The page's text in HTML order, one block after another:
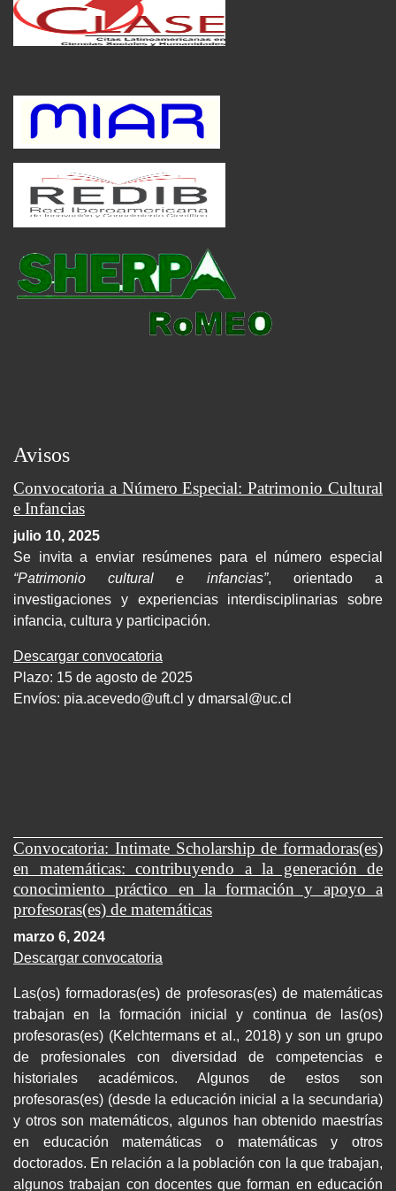
Avisos
Convocatoria a Número Especial: Patrimonio Cultural
e Infancias
julio 10, 2025
Se invita a enviar resúmenes para el número especial
“Patrimonio cultural e infancias”, orientado a
investigaciones y experiencias interdisciplinarias sobre
infancia, cultura y participación.
Descargar convocatoria
Plazo: 15 de agosto de 2025
Envíos: pia.acevedo@uft.cl y dmarsal@uc.cl
Convocatoria: Intimate Scholarship de formadoras(es)
en matemáticas: contribuyendo a la generación de
conocimiento práctico en la formación y apoyo a
profesoras(es) de matemáticas
marzo 6, 2024
Descargar convocatoria
Las(os) formadoras(es) de profesoras(es) de matemáticas
trabajan en la formación inicial y continua de las(os)
profesoras(es) (Kelchtermans et al., 2018) y son un grupo
de profesionales con diversidad de competencias e
historiales académicos. Algunos de estos son
profesoras(es) (desde la educación inicial a la secundaria)
y otros son matemáticos, algunos han obtenido maestrías
en educación matemáticas o matemáticas y otros
doctorados. En relación a la población con la que trabajan,
algunos trabajan con docentes que forman en educación